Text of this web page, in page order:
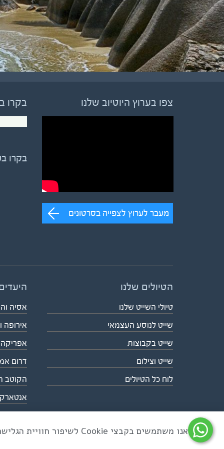
צפו בערוץ היוטיוב שלנו
מעבר לערוץ לצפייה בסרטונים
בקרו
בקרו
הטיולים שלנו
טיולי השייט שלנו
שייט לנוסע העצמאי
שייט בקבוצות
שייט וצילום
לוח כל הטיולים
אסיה
אירופה
אפריקה
דרום
הקוטב
כל הזכויות שמורות לאקו טיולי שטח | טלפון 03-6879090 | פקס 03-6879099 |
אנו משתמשים בקבצי Cookie לשיפור חוויית הגלישה ולניתוח שימוש באתר